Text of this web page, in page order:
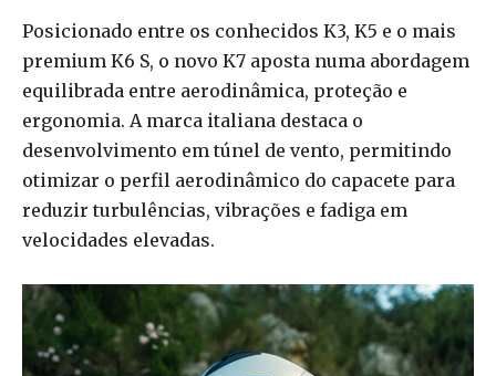
Posicionado entre os conhecidos K3, K5 e o mais
premium K6 S, o novo K7 aposta numa abordagem
equilibrada entre aerodinâmica, proteção e
ergonomia. A marca italiana destaca o
desenvolvimento em túnel de vento, permitindo
otimizar o perfil aerodinâmico do capacete para
reduzir turbulências, vibrações e fadiga em
velocidades elevadas.